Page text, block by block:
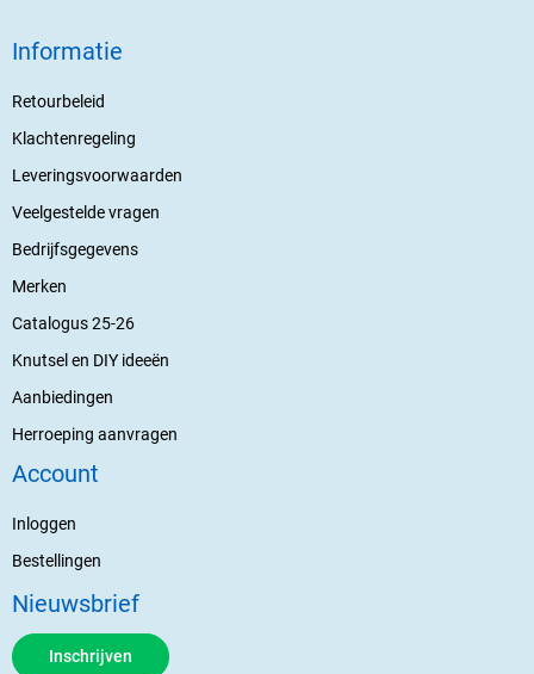
Informatie
Retourbeleid
Klachtenregeling
Leveringsvoorwaarden
Veelgestelde vragen
Bedrijfsgegevens
Merken
Catalogus 25-26
Knutsel en DIY ideeën
Aanbiedingen
Herroeping aanvragen
Account
Inloggen
Bestellingen
Nieuwsbrief
Inschrijven